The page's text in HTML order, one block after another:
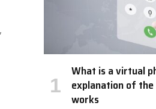
What is a virtual
explanation of
works